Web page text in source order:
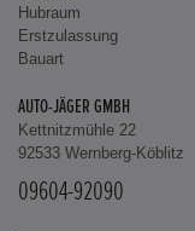
Hubraum
Erstzulassung
Bauart
AUTO-JÄGER GMBH
Kettnitzmühle 22
92533 Wernberg-Köblitz
09604-92090